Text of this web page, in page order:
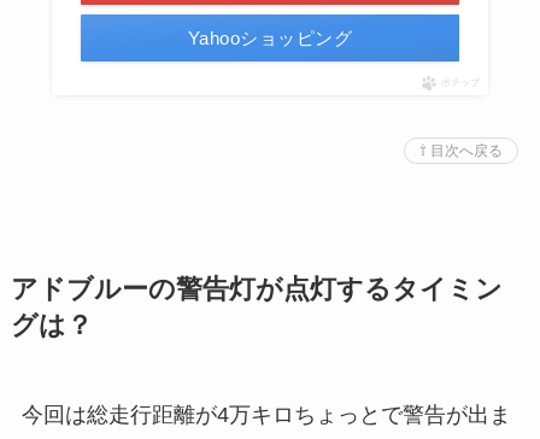
Yahooショッピング
ポチップ
⇧ 目次へ戻る
アドブルーの警告灯が点灯するタイミン
グは？
今回は総走行距離が4万キロちょっとで警告が出ま